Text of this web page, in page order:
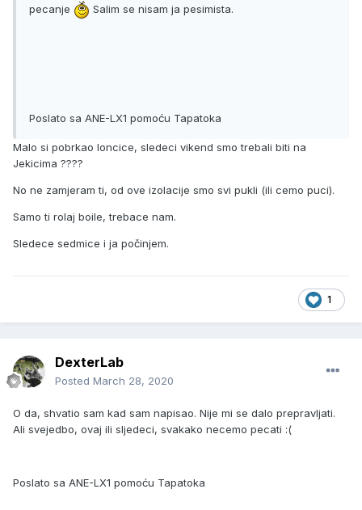
pecanje
Salim se nisam ja pesimista.
Poslato sa ANE-LX1 pomoću Tapatoka
Malo si pobrkao loncice, sledeci vikend smo trebali biti na
Jekicima ????
No ne zamjeram ti, od ove izolacije smo svi pukli (ili cemo puci).
Samo ti rolaj boile, trebace nam.
Sledece sedmice i ja počinjem.
1
DexterLab
Posted March 28, 2020
O da, shvatio sam kad sam napisao. Nije mi se dalo prepravljati.
Ali svejedbo, ovaj ili sljedeci, svakako necemo pecati :(
Poslato sa ANE-LX1 pomoću Tapatoka